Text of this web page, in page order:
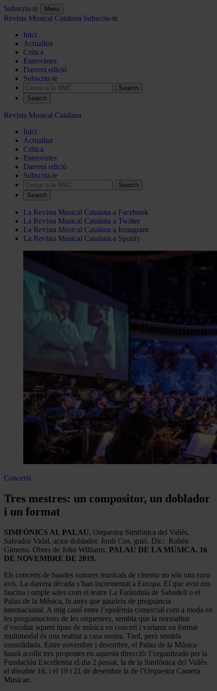
Subscriu-te Menú
Revista Musical Catalana Subscriu-te
Inici
Actualitat
Crítica
Entrevistes
Darrera edició
Subscriu-te
Search
Revista Musical Catalana
Inici
Actualitat
Crítica
Entrevistes
Darrera edició
Subscriu-te
Search
La Revista Musical Catalana a Facebook
La Revista Musical Catalana a Twitter
La Revista Musical Catalana a Instagram
La Revista Musical Catalana a Spotify
Concerts
Tres mestres: un compositor, un doblador
i un format
SIMFÒNICS AL PALAU. Orquestra Simfònica del Vallès.
Salvador Vidal, actor doblador. Jordi Cos, guió. Dir.: Rubén
Gimeno. Obres de John Williams. PALAU DE LA MÚSICA. 16
DE NOVEMBRE DE 2019.
Els concerts de bandes sonores musicals de cinema no són una rara
avis. La darrera dècada s’han incrementat a Europa. El que avui ens
fascina i omple sales com el teatre La Faràndula de Sabadell o el
Palau de la Música, fa anys que gaudeix de pregnància
internacional. A mig camí entre l’epidèmia comercial com a moda en
les programacions de les orquestres, sembla que la normalitat
d’escoltar aquest tipus de música en concert i variants en format
multimodal és una realitat a casa nostra. Tard, però sembla
consolidada. Entre novembre i desembre, el Palau de la Música
haurà acollit tres propostes en aquesta direcció: l’organitzada per la
Fundación Excellentia el dia 2 passat, la de la Simfònica del Vallès
el dissabte 16, i el 19 i 21 de desembre la de l’Orquestra Camera
Musicae.